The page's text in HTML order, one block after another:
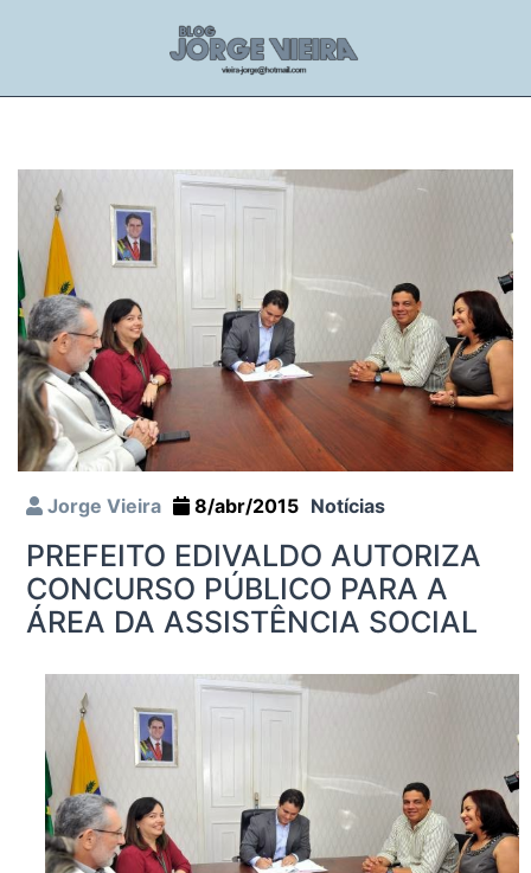
Jorge Vieira 8/abr/2015 Notícias
PREFEITO EDIVALDO AUTORIZA
CONCURSO PÚBLICO PARA A
ÁREA DA ASSISTÊNCIA SOCIAL